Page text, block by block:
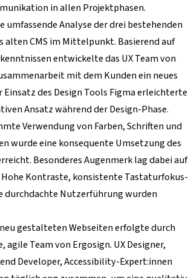
in allen Projektphasen.
umfassende Analyse der drei bestehenden
alten CMS im Mittelpunkt. Basierend auf
entwickelte das UX Team von
mit dem Kunden ein neues
Einsatz des Design Tools Figma erleichterte
Ansatz während der Design-Phase.
Verwendung von Farben, Schriften und
wurde eine konsequente Umsetzung des
Besonderes Augenmerk lag dabei auf
Kontraste, konsistente Tastaturfokus-
durchdachte Nutzerführung wurden
gestalteten Webseiten erfolgte durch
Team von Ergosign. UX Designer,
Developer, Accessibility-Expert:innen